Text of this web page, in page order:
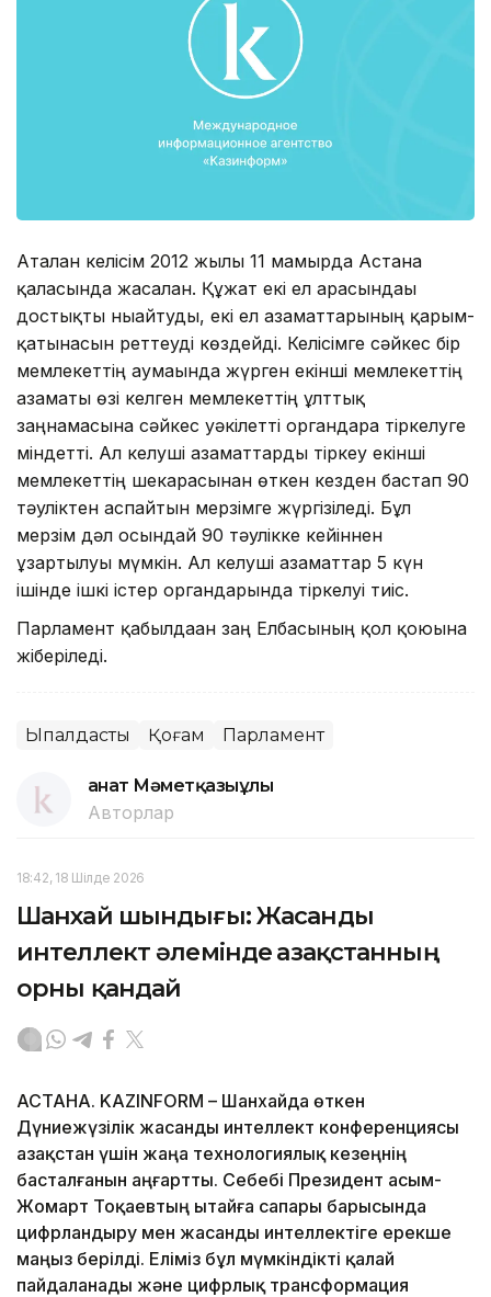
Аталған келісім 2012 жылғы 11 мамырда Астана
қаласында жасалған. Құжат екі ел арасындағы
достықты нығайтуды, екі ел азаматтарының қарым-
қатынасын реттеуді көздейді. Келісімге сәйкес бір
мемлекеттің аумағында жүрген екінші мемлекеттің
азаматы өзі келген мемлекеттің ұлттық
заңнамасына сәйкес уәкілетті органдарға тіркелуге
міндетті. Ал келуші азаматтарды тіркеу екінші
мемлекеттің шекарасынан өткен кезден бастап 90
тәуліктен аспайтын мерзімге жүргізіледі. Бұл
мерзім дәл осындай 90 тәулікке кейіннен
ұзартылуы мүмкін. Ал келуші азаматтар 5 күн
ішінде ішкі істер органдарында тіркелуі тиіс.
Парламент қабылдаған заң Елбасының қол қоюына
жіберіледі.
Ықпалдастық Қоғам Парламент
Қанат Мәметқазыұлы
Авторлар
18:42, 18 Шілде 2026
Шанхай шындығы: Жасанды
интеллект әлемінде Қазақстанның
орны қандай
АСТАНА. KAZINFORM – Шанхайда өткен
Дүниежүзілік жасанды интеллект конференциясы
Қазақстан үшін жаңа технологиялық кезеңнің
басталғанын аңғартты. Себебі Президент Қасым-
Жомарт Тоқаевтың Қытайға сапары барысында
цифрландыру мен жасанды интеллектіге ерекше
маңыз берілді. Еліміз бұл мүмкіндікті қалай
пайдаланады және цифрлық трансформация